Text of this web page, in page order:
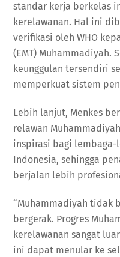
standar kerja berkelas
kerelawanan. Hal ini
verifikasi oleh WHO
(EMT) Muhammadiyah.
keunggulan tersendiri
memperkuat sistem
Lebih lanjut, Menkes
relawan
inspirasi bagi
Indonesia, sehingga
berjalan lebih
“Muhammadiyah tidak
bergerak. Progres
kerelawanan sangat
ini dapat menular ke